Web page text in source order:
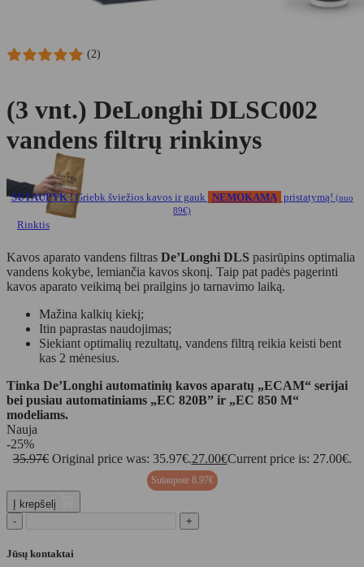
(2)
(3 vnt.) DeLonghi DLSC002
vandens filtrų rinkinys
SUTAUPYK !Griebk šviežios kavos ir gauk NEMOKAMĄ pristatymą! (nuo
89€)
Rinktis
Kavos aparato vandens filtras De’Longhi DLS pasirūpins optimalia
vandens kokybe, lemiančia kavos skonį. Taip pat padės pagerinti
kavos aparato veikimą bei prailgins jo tarnavimo laiką.
Mažina kalkių kiekį;
Itin paprastas naudojimas;
Siekiant optimalių rezultatų, vandens filtrą reikia keisti bent
kas 2 mėnesius.
Tinka De’Longhi automatinių kavos aparatų „ECAM“ serijai
bei pusiau automatiniams „EC 820B” ir „EC 850 M“
modeliams.
Nauja
-25%
35.97€ Original price was: 35.97€.27.00€Current price is: 27.00€.
Sutaupote 8.97€
Į krepšelį
-
+
Jūsų kontaktai